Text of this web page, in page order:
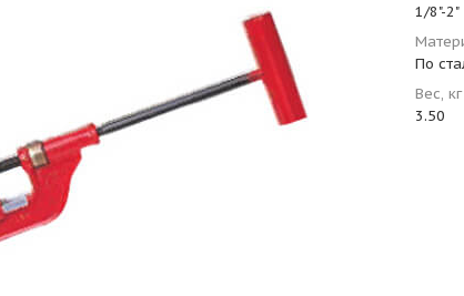
1/8"-2"
По
Вес, кг
3.50